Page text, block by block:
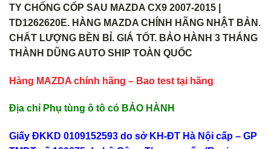
TY CHỐNG CỐP SAU MAZDA CX9 2007-2015 |
TD1262620E. HÀNG MAZDA CHÍNH HÃNG NHẬT BẢN.
CHẤT LƯỢNG BỀN BỈ. GIÁ TỐT. BẢO HÀNH 3 THÁNG
THÀNH DŨNG AUTO SHIP TOÀN QUỐC
Hàng MAZDA chính hãng – Bao test tại hãng
Địa chỉ Phụ tùng ô tô có BẢO HÀNH
Giấy ĐKKD 0109152593 do sở KH-ĐT Hà Nội cấp – GP